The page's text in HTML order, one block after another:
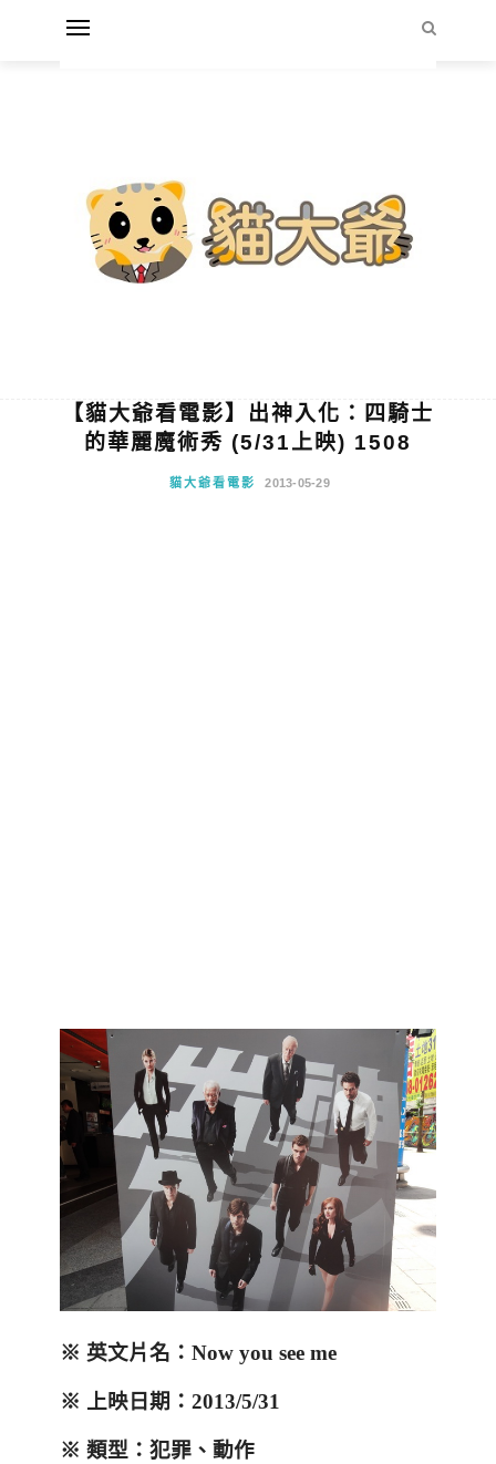
【貓大爺看電影】出神入化：四騎士
的華麗魔術秀 (5/31上映) 1508
貓大爺看電影 2013-05-29
※ 英文片名：Now you see me
※ 上映日期： 2013/5/31
※ 類型：犯罪、動作